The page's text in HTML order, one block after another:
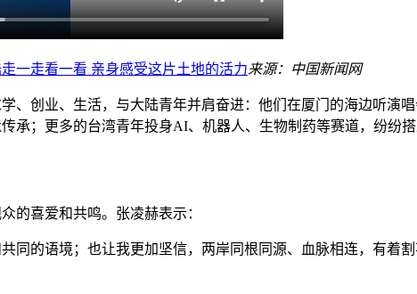
一走看一看 亲身感受这片土地的活力来源：中国新闻网
创业、生活，与大陆青年并肩奋进：他们在厦门的海边听演
承；更多的台湾青年投身AI、机器人、生物制药等赛道，纷纷
喜爱和共鸣。张凌赫表示：
的语境；也让我更加坚信，两岸同根同源、血脉相连，有着